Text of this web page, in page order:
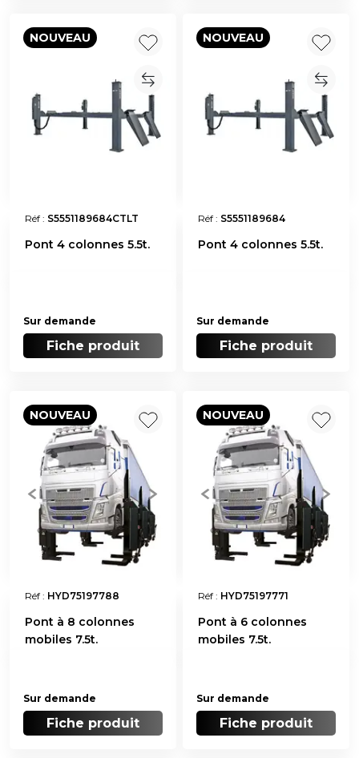
NOUVEAU
Réf : S5551189684CTLT
Pont 4 colonnes 5.5t.
Sur demande
Fiche produit
NOUVEAU
Réf : S5551189684
Pont 4 colonnes 5.5t.
Sur demande
Fiche produit
NOUVEAU
Réf : HYD75197788
Pont à 8 colonnes
mobiles 7.5t.
Sur demande
Fiche produit
NOUVEAU
Réf : HYD75197771
Pont à 6 colonnes
mobiles 7.5t.
Sur demande
Fiche produit